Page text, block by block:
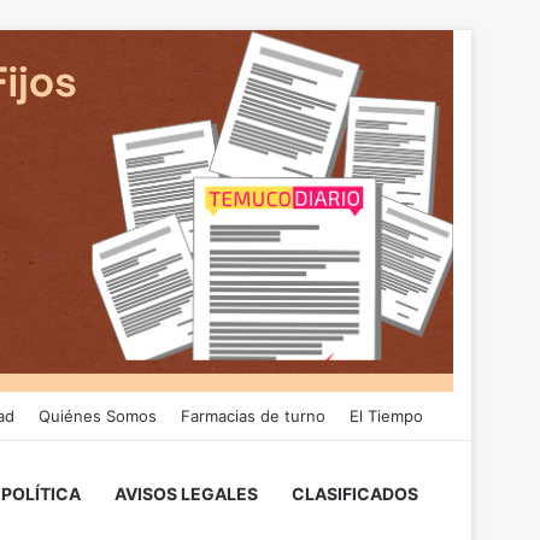
Quiénes Somos Farmacias de turno El Tiempo
POLÍTICA AVISOS LEGALES CLASIFICADOS